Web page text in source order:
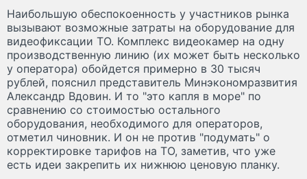
Наибольшую обеспокоенность у участников рынка
вызывают возможные затраты на оборудование для
видеофиксации ТО. Комплекс видеокамер на одну
производственную линию (их может быть несколько
у оператора) обойдется примерно в 30 тысяч
рублей, пояснил представитель Минэкономразвития
Александр Вдовин. И то "это капля в море" по
сравнению со стоимостью остального
оборудования, необходимого для операторов,
отметил чиновник. И он не против "подумать" о
корректировке тарифов на ТО, заметив, что уже
есть идеи закрепить их нижнюю ценовую планку.